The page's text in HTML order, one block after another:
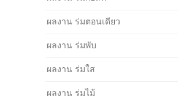
ผลงาน ร่มตอนเดียว
ผลงาน ร่มพับ
ผลงาน ร่มใส
ผลงาน ร่มไม้